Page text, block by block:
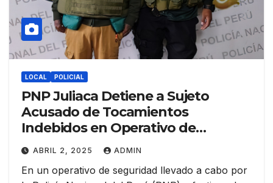
LOCAL POLICIAL
PNP Juliaca Detiene a Sujeto
Acusado de Tocamientos
Indebidos en Operativo de
Seguridad
ABRIL 2, 2025 ADMIN
En un operativo de seguridad llevado a cabo por